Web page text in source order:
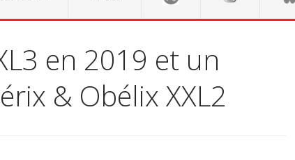
en 2019 et un
& Obélix XXL2